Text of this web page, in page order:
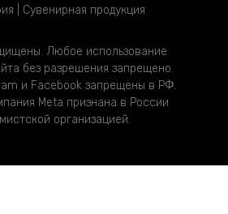
| Сувенирная продукция
Любое использование
без разрешения запрещено.
и Facebook запрещены в РФ.
Meta признана в России
организацией.